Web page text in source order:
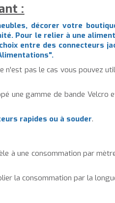
:
décorer votre
Pour le relier à une
entre des connecteurs
".
pas le cas vous pouvez
une gamme de bande Velcro
rapides ou à souder.
à une consommation par
la consommation par la